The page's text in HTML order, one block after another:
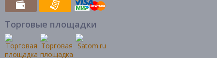
Торговые площадки